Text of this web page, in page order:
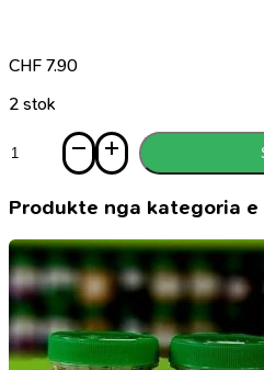
CHF 7.90
2 stok
Këna
kafe
flokë
100%
natyrale
Produkte nga kategoria